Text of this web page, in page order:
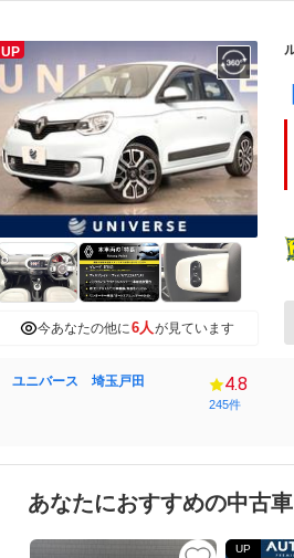
UP
今あなたの他に6人が見ています
ユニバース 埼玉戸田 4.8
245件
あなたにおすすめの中古車
UP